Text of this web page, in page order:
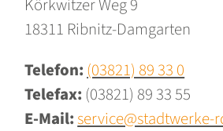
Körkwitzer Weg 9
18311 Ribnitz-Damgarten
Telefon: (03821) 89 33 0
Telefax: (03821) 89 33 55
E-Mail:service@stadtwerke-